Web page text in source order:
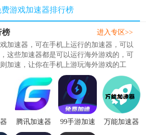
费游戏加速器排行榜
榜
加速器，可在手机上运行的加速器，可以
这些加速器都是可以运行海外游戏的，可
加速，让你在手机上游玩海外游戏的工
用的，大家可以放心下载和体验，无需付
加速器。..
进入专区>>
腾讯加速器
极速版App
99手游加速
器app手机版
万能加速器